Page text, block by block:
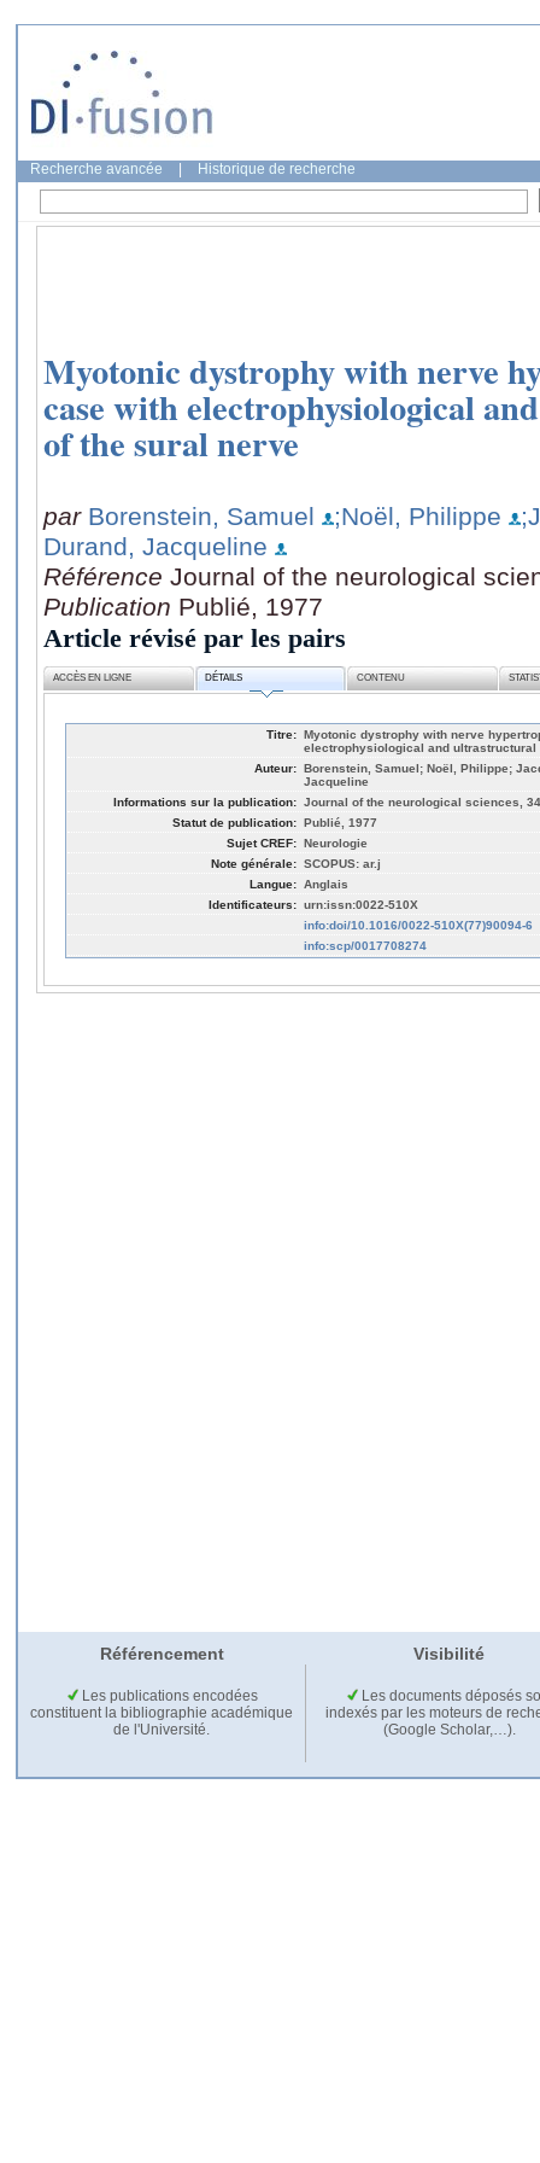
Recherche avancée Historique de recherche
Myotonic dystrophy with nerve
case with electrophysiological
of the sural nerve
par Borenstein, Samuel ;Noël, Philippe
Durand, Jacqueline
Référence Journal of the neurological
Publication Publié, 1977
Article révisé par les pairs
ACCÈS EN LIGNE DÉTAILS CONTENU
Titre: Myotonic dystrophy with nerve
electrophysiological and ultrastructural
Auteur: Borenstein, Samuel; Noël, Philippe;
Jacqueline
Informations sur la publication: Journal of the neurological sciences,
Statut de publication: Publié, 1977
Sujet CREF: Neurologie
Note générale: SCOPUS: ar.j
Langue: Anglais
Identificateurs: urn:issn:0022-510X
info:doi/10.1016/0022-510X(77)90094-6
info:scp/0017708274
Référencement Visibilité
Les publications encodées
constituent la bibliographie académique
de l'Université.
Les documents déposés
indexés par les moteurs de
(Google Scholar,…).